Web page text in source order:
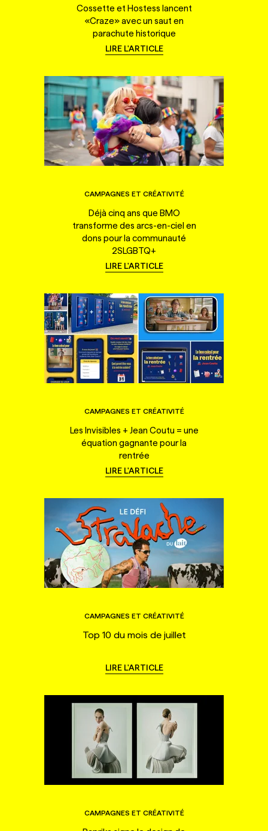
Cossette et Hostess lancent
«Craze» avec un saut en
parachute historique
LIRE L'ARTICLE
CAMPAGNES ET CRÉATIVITÉ
Déjà cinq ans que BMO
transforme des arcs-en-ciel en
dons pour la communauté
2SLGBTQ+
LIRE L'ARTICLE
CAMPAGNES ET CRÉATIVITÉ
Les Invisibles + Jean Coutu = une
équation gagnante pour la
rentrée
LIRE L'ARTICLE
CAMPAGNES ET CRÉATIVITÉ
Top 10 du mois de juillet
LIRE L'ARTICLE
CAMPAGNES ET CRÉATIVITÉ